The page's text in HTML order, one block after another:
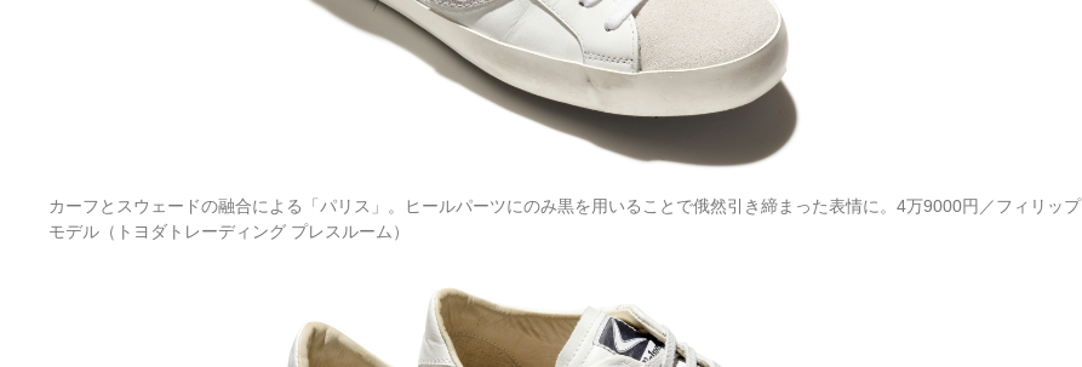
カーフとスウェードの融合による「パリス」。ヒールパーツにのみ黒を用いることで俄然引き締まった表情に。4万9000円／フィリップ
モデル（トヨダトレーディング プレスルーム）